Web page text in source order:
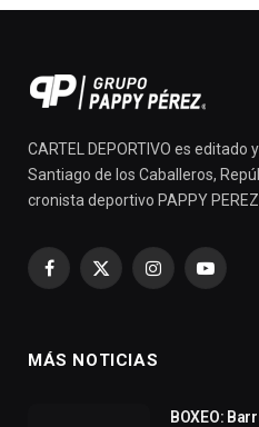
CARTEL DEPORTIVO es
Santiago de los Caballeros,
cronista deportivo PAPPY PEREZ.
Facebook
X
InstagramYouTube
MÁS NOTICIAS
BOXEO: